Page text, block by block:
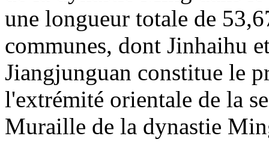
une longueur totale de
communes, dont Jinhaihu
Jiangjunguan constitue le
l'extrémité orientale de la
Muraille de la dynastie